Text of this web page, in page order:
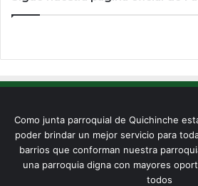
Como junta parroquial de Quichinche
poder brindar un mejor servicio para
barrios que conforman nuestra
una parroquia digna con mayores
todos